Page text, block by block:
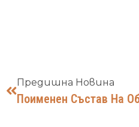
Предишна Новина
Поименен Състав На